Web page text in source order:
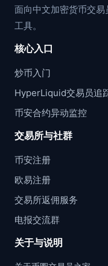
面向中文加密货币交
工具。
核心入口
炒币入门
HyperLiquid交易员追
币安合约异动监控
交易所与社群
币安注册
欧易注册
交易所返佣服务
电报交流群
关于与说明